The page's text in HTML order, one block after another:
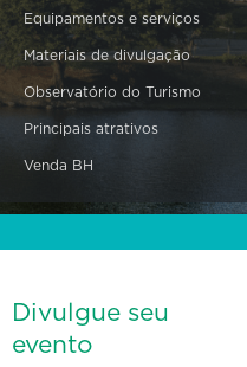
Equipamentos e serviços
Materiais de divulgação
Observatório do Turismo
Principais atrativos
Venda BH
Divulgue seu
evento